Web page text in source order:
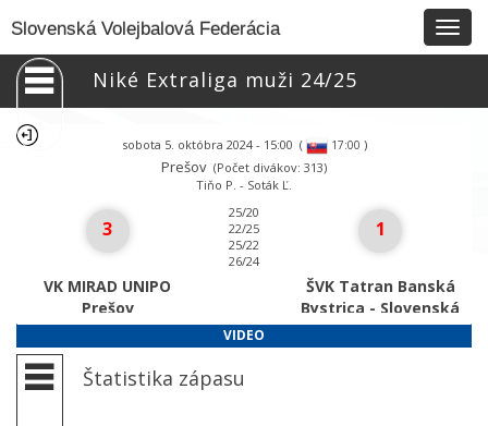
Slovenská Volejbalová Federácia
Niké Extraliga muži 24/25
sobota 5. októbra 2024 - 15:00 ( 17:00 )
Prešov (Počet divákov: 313)
Tiňo P. - Soták Ľ.
3
VK MIRAD UNIPO
Prešov
25/20
22/25
25/22
26/24
1
ŠVK Tatran Banská
Bystrica - Slovenská
Ľupča
VIDEO
Štatistika zápasu